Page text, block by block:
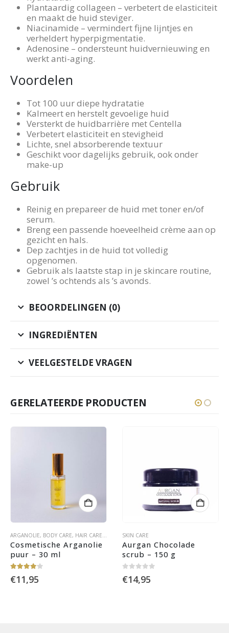
Plantaardig collageen – verbetert de elasticiteit
en maakt de huid steviger.
Niacinamide – vermindert fijne lijntjes en
verheldert hyperpigmentatie.
Adenosine – ondersteunt huidvernieuwing en
werkt anti-aging.
Voordelen
Tot 100 uur diepe hydratatie
Kalmeert en herstelt gevoelige huid
Versterkt de huidbarrière met Centella
Verbetert elasticiteit en stevigheid
Lichte, snel absorberende textuur
Geschikt voor dagelijks gebruik, ook onder
make-up
Gebruik
Reinig en prepareer de huid met toner en/of
serum.
Breng een passende hoeveelheid crème aan op
gezicht en hals.
Dep zachtjes in de huid tot volledig
opgenomen.
Gebruik als laatste stap in je skincare routine,
zowel ’s ochtends als ’s avonds.
BEOORDELINGEN (0)
INGREDIËNTEN
VEELGESTELDE VRAGEN
GERELATEERDE PRODUCTEN
ARGANOLIE, BODY CARE, HAIR CARE,OLIËN ,SKIN CARE
Cosmetische Arganolie
puur – 30 ml
€11,95
SKIN CARE
Aurgan Chocolade
scrub – 150 g
€14,95